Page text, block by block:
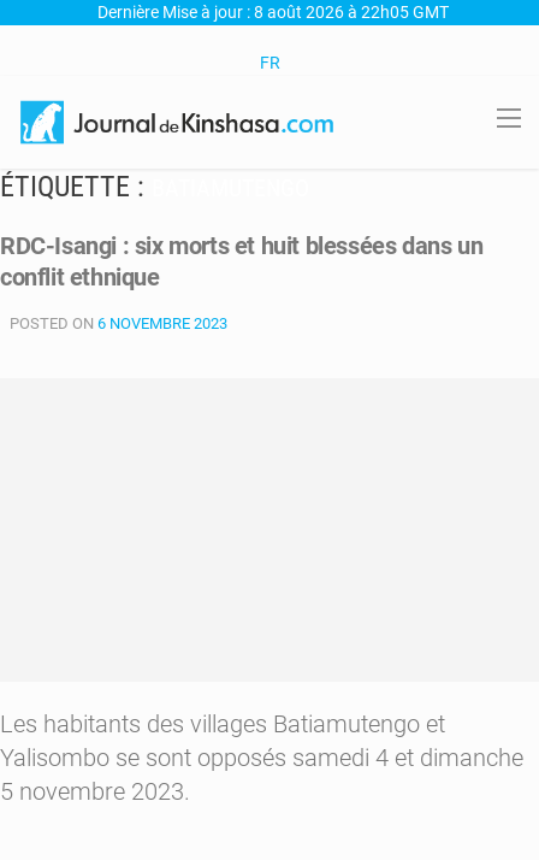
Dernière Mise à jour : 8 août 2026 à 22h05 GMT
FR
ÉTIQUETTE :
RDC-Isangi : six morts et huit blessées dans un
conflit ethnique
POSTED ON 6 NOVEMBRE 2023
Les habitants des villages Batiamutengo et
Yalisombo se sont opposés samedi 4 et dimanche
5 novembre 2023.